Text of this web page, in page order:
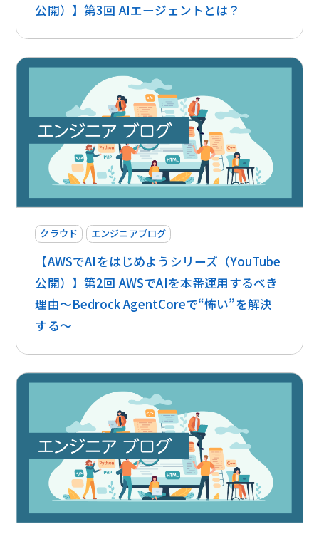
公開）】第3回 AIエージェントとは？
クラウド エンジニアブログ
【AWSでAIをはじめようシリーズ（YouTube
公開）】第2回 AWSでAIを本番運用するべき
理由〜Bedrock AgentCoreで“怖い”を解決
する〜